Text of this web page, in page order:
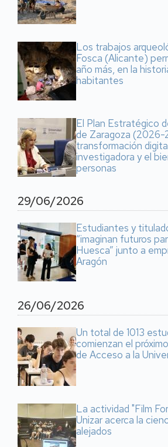
Los trabajos
Fosca (Alicante)
año más, en la
habitantes
El Plan Estratégico
de Zaragoza (2026-
transformación
investigadora y el
personas
29/06/2026
Estudiantes y
“imaginan futuros
Huesca” junto a
Aragón
26/06/2026
Un total de 1013
comienzan el
de Acceso a la
La actividad "Film
Unizar acerca la
alejados